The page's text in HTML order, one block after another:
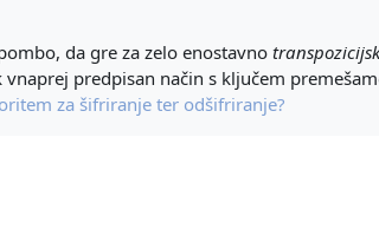
da gre za zelo enostavno
vnaprej predpisan način s ključem
za šifriranje ter odšifriranje?